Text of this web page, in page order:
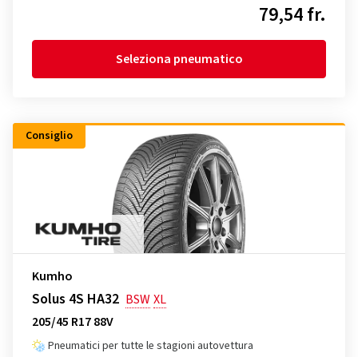
79,54 fr.
Seleziona pneumatico
Consiglio
Kumho
Solus 4S HA32 BSWXL
205/45 R17 88V
Pneumatici per tutte le stagioni autovettura